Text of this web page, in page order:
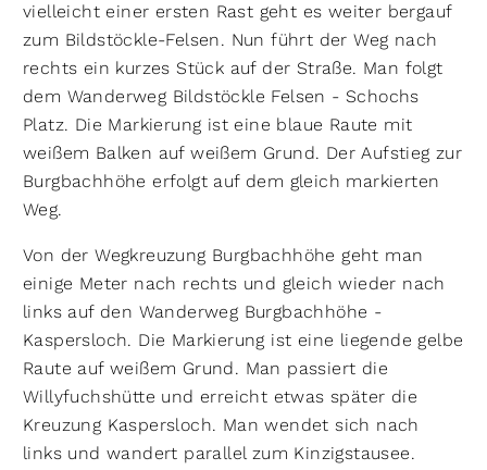
vielleicht einer ersten Rast geht es weiter bergauf
zum Bildstöckle-Felsen. Nun führt der Weg nach
rechts ein kurzes Stück auf der Straße. Man folgt
dem Wanderweg Bildstöckle Felsen - Schochs
Platz. Die Markierung ist eine blaue Raute mit
weißem Balken auf weißem Grund. Der Aufstieg zur
Burgbachhöhe erfolgt auf dem gleich markierten
Weg.
Von der Wegkreuzung Burgbachhöhe geht man
einige Meter nach rechts und gleich wieder nach
links auf den Wanderweg Burgbachhöhe -
Kaspersloch. Die Markierung ist eine liegende gelbe
Raute auf weißem Grund. Man passiert die
Willyfuchshütte und erreicht etwas später die
Kreuzung Kaspersloch. Man wendet sich nach
links und wandert parallel zum Kinzigstausee.